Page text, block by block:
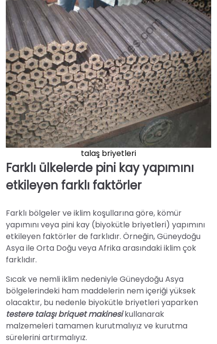
talaş briyetleri
Farklı ülkelerde pini kay yapımını
etkileyen farklı faktörler
Farklı bölgeler ve iklim koşullarına göre, kömür
yapımını veya pini kay (biyokütle briyetleri) yapımını
etkileyen faktörler de farklıdır. Örneğin, Güneydoğu
Asya ile Orta Doğu veya Afrika arasındaki iklim çok
farklıdır.
Sıcak ve nemli iklim nedeniyle Güneydoğu Asya
bölgelerindeki ham maddelerin nem içeriği yüksek
olacaktır, bu nedenle biyokütle briyetleri yaparken
testere talaşı briquet makinesikullanarak
malzemeleri tamamen kurutmalıyız ve kurutma
sürelerini artırmalıyız.